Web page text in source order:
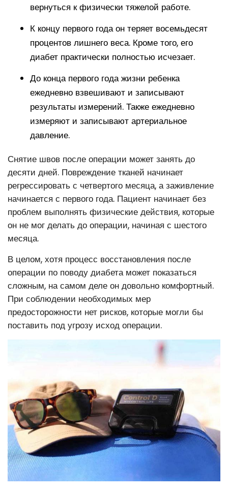
вернуться к физически тяжелой работе.
К концу первого года он теряет восемьдесят
процентов лишнего веса. Кроме того, его
диабет практически полностью исчезает.
До конца первого года жизни ребенка
ежедневно взвешивают и записывают
результаты измерений. Также ежедневно
измеряют и записывают артериальное
давление.
Снятие швов после операции может занять до
десяти дней. Повреждение тканей начинает
регрессировать с четвертого месяца, а заживление
начинается с первого года. Пациент начинает без
проблем выполнять физические действия, которые
он не мог делать до операции, начиная с шестого
месяца.
В целом, хотя процесс восстановления после
операции по поводу диабета может показаться
сложным, на самом деле он довольно комфортный.
При соблюдении необходимых мер
предосторожности нет рисков, которые могли бы
поставить под угрозу исход операции.